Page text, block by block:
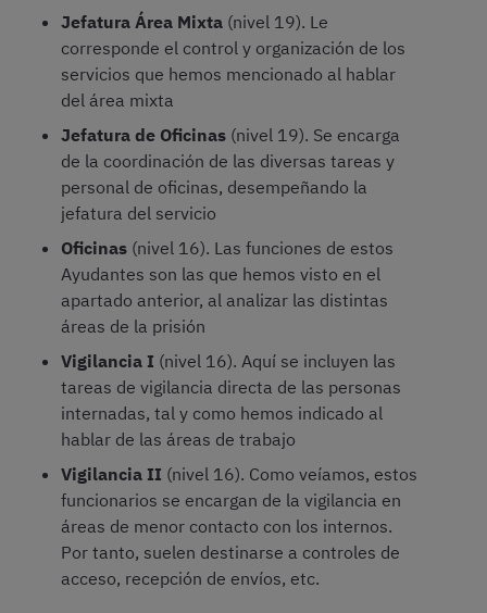
Jefatura Área Mixta (nivel 19). Le
corresponde el control y organización de los
servicios que hemos mencionado al hablar
del área mixta
Jefatura de Oficinas (nivel 19). Se encarga
de la coordinación de las diversas tareas y
personal de oficinas, desempeñando la
jefatura del servicio
Oficinas (nivel 16). Las funciones de estos
Ayudantes son las que hemos visto en el
apartado anterior, al analizar las distintas
áreas de la prisión
Vigilancia I (nivel 16). Aquí se incluyen las
tareas de vigilancia directa de las personas
internadas, tal y como hemos indicado al
hablar de las áreas de trabajo
Vigilancia II (nivel 16). Como veíamos, estos
funcionarios se encargan de la vigilancia en
áreas de menor contacto con los internos.
Por tanto, suelen destinarse a controles de
acceso, recepción de envíos, etc.